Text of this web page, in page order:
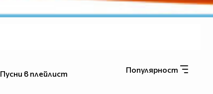
Популярност
Пусни в плейлист